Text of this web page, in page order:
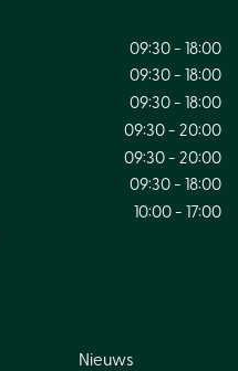
09:30 - 18:00
09:30 - 18:00
09:30 - 18:00
09:30 - 20:00
09:30 - 20:00
09:30 - 18:00
10:00 - 17:00
Nieuws